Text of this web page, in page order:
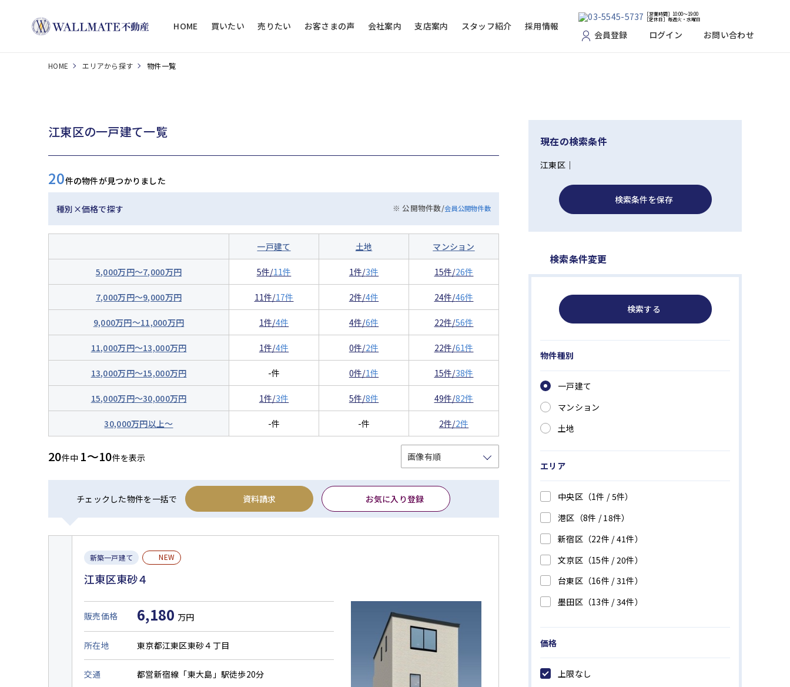
HOME 買いたい 売りたい お客さまの声 会社案内 支店案内 スタッフ紹介 採用情報
［営業時間］10:00～19:00
［定休日］毎週火・水曜日
会員登録 ログイン お問い合わせ
HOME エリアから探す 物件一覧
江東区の一戸建て一覧
20件の物件が見つかりました
種別×価格で探す ※ 公開物件数/会員公開物件数
一戸建て 土地 マンション
5,000万円～7,000万円 5件/11件 1件/3件 15件/26件
7,000万円～9,000万円 11件/17件 2件/4件 24件/46件
9,000万円～11,000万円 1件/4件 4件/6件 22件/56件
11,000万円～13,000万円 1件/4件 0件/2件 22件/61件
13,000万円～15,000万円 -件 0件/1件 15件/38件
15,000万円～30,000万円 1件/3件 5件/8件 49件/82件
30,000万円以上～ -件 -件 2件/2件
20件中 1～10件を表示
チェックした物件を一括で 資料請求 お気に入り登録
新築一戸建て NEW
江東区東砂４
販売価格 6,180 万円
所在地 東京都江東区東砂４丁目
交通 都営新宿線「東大島」駅徒歩20分
現在の検索条件
江東区｜
検索条件を保存
検索条件変更
検索する
物件種別
一戸建て
マンション
土地
エリア
中央区（1件 /5件）
港区 （8件 /18件）
新宿区（22件 /41件）
文京区（15件 /20件）
台東区（16件 /31件）
墨田区（13件 /34件）
価格
上限なし